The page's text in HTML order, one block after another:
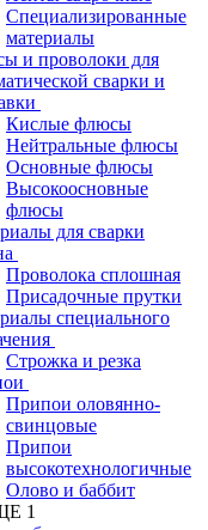
Специализированные
материалы
и проволоки для
сварки и
Кислые флюсы
Нейтральные флюсы
Основные флюсы
Высокоосновные
флюсы
для сварки
Проволока сплошная
Присадочные прутки
специального
Строжка и резка
Припои оловянно-
свинцовые
Припои
высокотехнологичные
Олово и баббит
1